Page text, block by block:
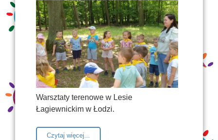
Warsztaty terenowe w Lesie
Łagiewnickim w Łodzi.
Czytaj więcej...